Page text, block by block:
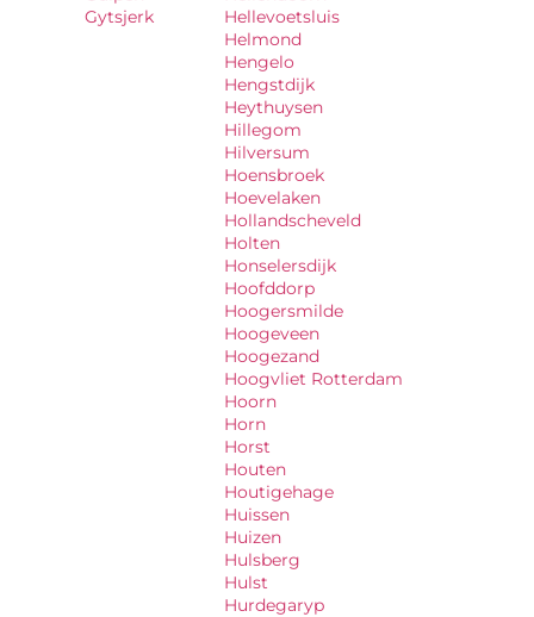
Gytsjerk
Hellevoetsluis
Helmond
Hengelo
Hengstdijk
Heythuysen
Hillegom
Hilversum
Hoensbroek
Hoevelaken
Hollandscheveld
Holten
Honselersdijk
Hoofddorp
Hoogersmilde
Hoogeveen
Hoogezand
Hoogvliet Rotterdam
Hoorn
Horn
Horst
Houten
Houtigehage
Huissen
Huizen
Hulsberg
Hulst
Hurdegaryp